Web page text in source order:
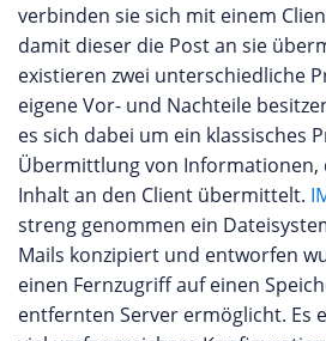
verbinden sie sich mit einem
damit dieser die Post an sie
existieren zwei unterschiedliche
eigene Vor- und Nachteile
es sich dabei um ein klassisches
Übermittlung von Informationen,
Inhalt an den Client übermittelt.
streng genommen ein
Mails konzipiert und entworfen
einen Fernzugriff auf einen
entfernten Server ermöglicht. Es